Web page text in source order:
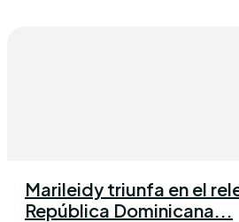
Marileidy triunfa en el
República Dominicana...